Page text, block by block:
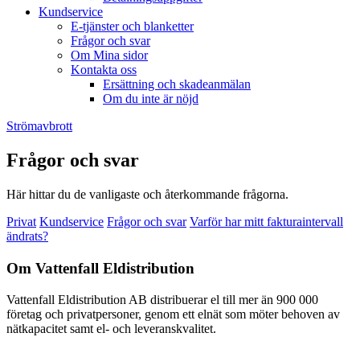
Kundservice
E-tjänster och blanketter
Frågor och svar
Om Mina sidor
Kontakta oss
Ersättning och skadeanmälan
Om du inte är nöjd
Strömavbrott
Frågor och svar
Här hittar du de vanligaste och återkommande frågorna.
Privat Kundservice Frågor och svar Varför har mitt fakturaintervall
ändrats?
Om Vattenfall Eldistribution
Vattenfall Eldistribution AB distribuerar el till mer än 900 000
företag och privatpersoner, genom ett elnät som möter behoven av
nätkapacitet samt el- och leveranskvalitet.